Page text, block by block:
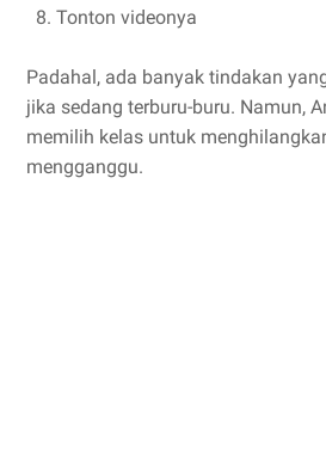
Tonton videonya
Padahal, ada banyak tindakan
jika sedang terburu-buru. Namun,
memilih kelas untuk
mengganggu.